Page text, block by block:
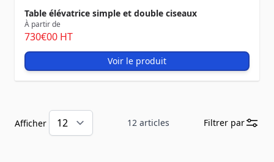
Table élévatrice simple et double ciseaux
À partir de
730€00 HT
Voir le produit
12 articles
Afficher Filtrer par